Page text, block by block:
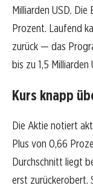
Milliarden USD.
Prozent. Laufend
zurück — das
bis zu 1,5 Milliarden
Kurs knapp
Die Aktie notiert
Plus von 0,66
Durchschnitt liegt
erst zurückerobert.